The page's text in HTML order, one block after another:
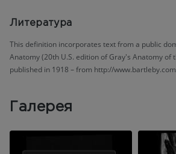
Литература
This definition incorporates text from a public
Anatomy (20th U.S. edition of Gray's Anatomy of
published in 1918 – from http://
Галерея